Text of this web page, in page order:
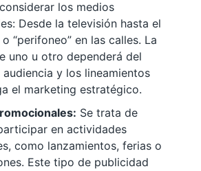
los medios
Desde la televisión hasta el
o “perifoneo” en las calles. La
uno u otro dependerá del
audiencia y los lineamientos
el marketing estratégico.
Se trata de
en actividades
como lanzamientos, ferias o
Este tipo de publicidad